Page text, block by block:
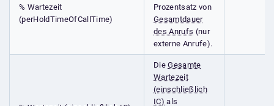
% Wartezeit
(perHoldTimeOfCallTime)
Prozentsatz von
Gesamtdauer
des Anrufs (nur
externe Anrufe).
DieGesamte
Wartezeit
(einschließlich
IC) als